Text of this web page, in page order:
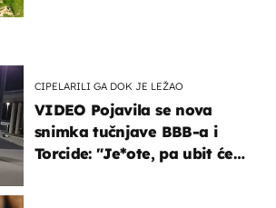
CIPELARILI GA DOK JE LEŽAO
VIDEO Pojavila se nova
snimka tučnjave BBB-a i
Torcide: "Je*ote, pa ubit će